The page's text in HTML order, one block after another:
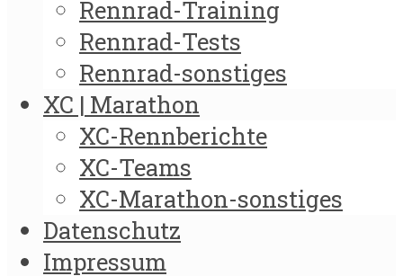
Rennrad-Training
Rennrad-Tests
Rennrad-sonstiges
XC | Marathon
XC-Rennberichte
XC-Teams
XC-Marathon-sonstiges
Datenschutz
Impressum